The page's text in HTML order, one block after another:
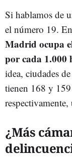
Si hablamos de
el número 19.
Madrid ocupa
por cada 1.000
idea, ciudades
tienen 168 y 159
¿Más